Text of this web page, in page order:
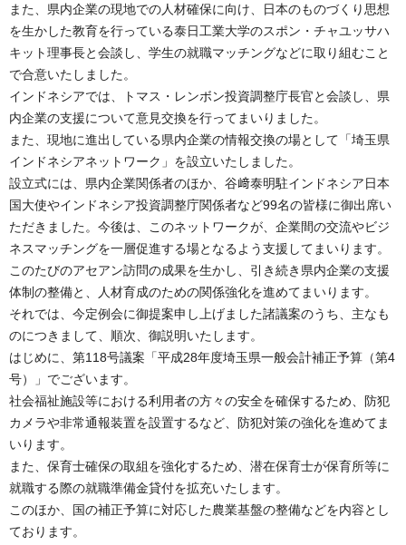
また、県内企業の現地での人材確保に向け、日本のものづくり思想
を生かした教育を行っている泰日工業大学のスポン・チャユッサハ
キット理事長と会談し、学生の就職マッチングなどに取り組むこと
で合意いたしました。
インドネシアでは、トマス・レンボン投資調整庁長官と会談し、県
内企業の支援について意見交換を行ってまいりました。
また、現地に進出している県内企業の情報交換の場として「埼玉県
インドネシアネットワーク」を設立いたしました。
設立式には、県内企業関係者のほか、谷﨑泰明駐インドネシア日本
国大使やインドネシア投資調整庁関係者など99名の皆様に御出席い
ただきました。今後は、このネットワークが、企業間の交流やビジ
ネスマッチングを一層促進する場となるよう支援してまいります。
このたびのアセアン訪問の成果を生かし、引き続き県内企業の支援
体制の整備と、人材育成のための関係強化を進めてまいります。
それでは、今定例会に御提案申し上げました諸議案のうち、主なも
のにつきまして、順次、御説明いたします。
はじめに、第118号議案「平成28年度埼玉県一般会計補正予算（第4
号）」でございます。
社会福祉施設等における利用者の方々の安全を確保するため、防犯
カメラや非常通報装置を設置するなど、防犯対策の強化を進めてま
いります。
また、保育士確保の取組を強化するため、潜在保育士が保育所等に
就職する際の就職準備金貸付を拡充いたします。
このほか、国の補正予算に対応した農業基盤の整備などを内容とし
ております。